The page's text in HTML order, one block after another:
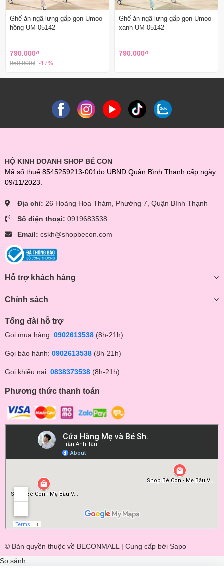
Ghế ăn ngã lưng gấp gọn Umoo
hồng UM-05142
790.000₫
950.000₫ -17%
Ghế ăn ngã lưng gấp gọn Umoo
xanh UM-05142
790.000₫
HỘ KINH DOANH SHOP BÉ CON
Mã số thuế 8545259213-001do UBND Quận Bình Thạnh cấp ngày
09/11/2023.
Địa chỉ: 26 Hoàng Hoa Thám, Phường 7, Quận Bình Thạnh
Số điện thoại: 0919683538
Email: cskh@shopbecon.com
Hỗ trợ khách hàng
Chính sách
Tổng đài hỗ trợ
Gọi mua hàng: 0902613538 (8h-21h)
Gọi bảo hành: 0902613538 (8h-21h)
Gọi khiếu nại: 0838373538 (8h-21h)
Phương thức thanh toán
© Bản quyền thuộc về BECONMALL | Cung cấp bởi Sapo
So sánh